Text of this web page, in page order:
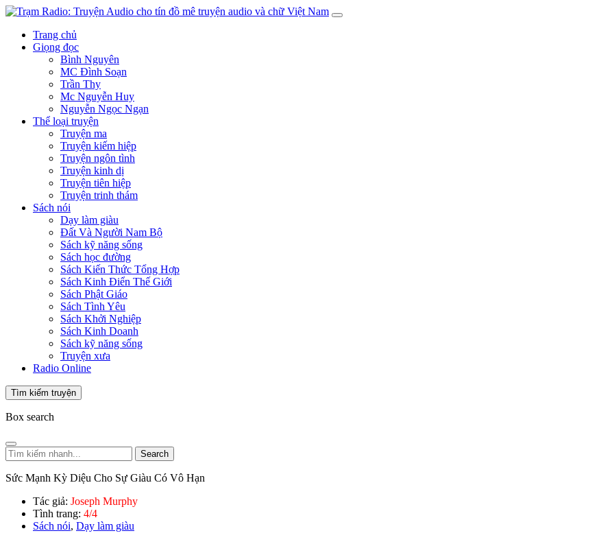
Trang chủ
Giọng đọc
Bình Nguyên
MC Đình Soạn
Trần Thy
Mc Nguyễn Huy
Nguyễn Ngọc Ngạn
Thể loại truyện
Truyện ma
Truyện kiếm hiệp
Truyện ngôn tình
Truyện kinh dị
Truyện tiên hiệp
Truyện trinh thám
Sách nói
Dạy làm giàu
Đất Và Người Nam Bộ
Sách kỹ năng sống
Sách học đường
Sách Kiến Thức Tổng Hợp
Sách Kinh Điển Thế Giới
Sách Phật Giáo
Sách Tình Yêu
Sách Khởi Nghiệp
Sách Kinh Doanh
Sách kỹ năng sống
Truyện xưa
Radio Online
Tìm kiếm truyện
Box search
Search
Sức Mạnh Kỳ Diệu Cho Sự Giàu Có Vô Hạn
Tác giả: Joseph Murphy
Tình trang: 4/4
Sách nói, Dạy làm giàu